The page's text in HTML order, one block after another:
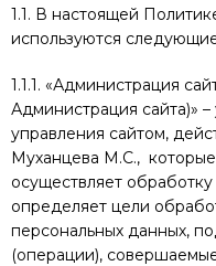
1.1. В настоящей
используются
1.1.1. «Администрация
Администрация сайта)»
управления сайтом,
Муханцева М.С., которые
осуществляет
определяет цели
персональных данных,
(операции),